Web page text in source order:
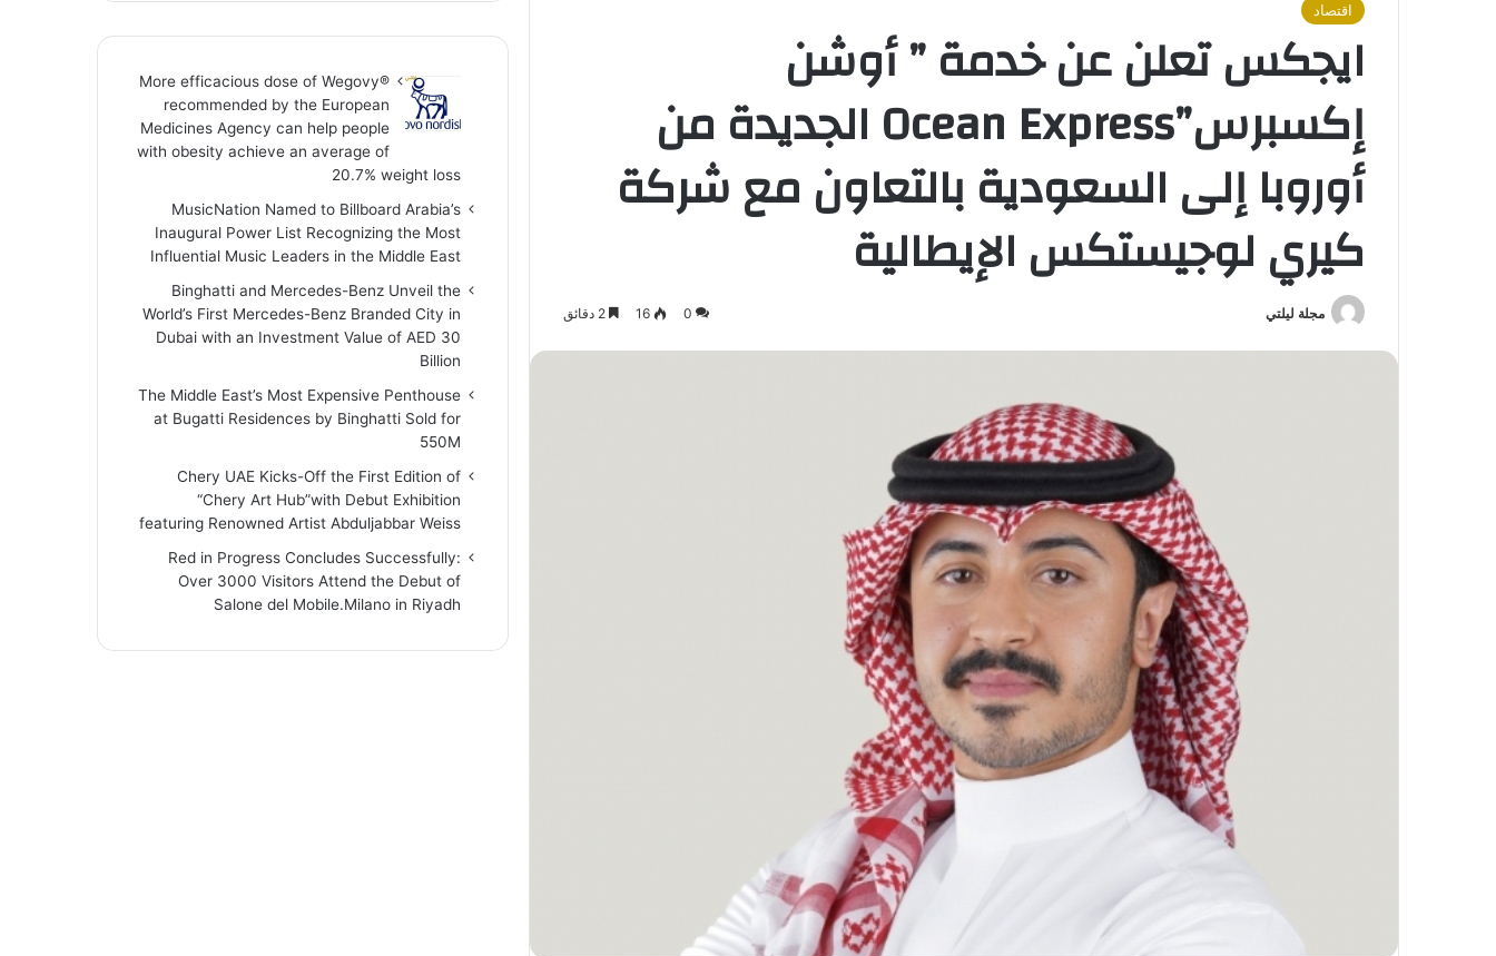
اقتصاد
ايجكس تعلن عن خدمة ” أوشن
إكسبرس”Ocean Express الجديدة من
أوروبا إلى السعودية بالتعاون مع شركة
كيري لوجيستكس الإيطالية
مجلة ليلتي 0
16
More efficacious dose of Wegovy®️
recommended by the European
Medicines Agency can help people
with obesity achieve an average of
20.7% weight loss
MusicNation Named to Billboard Arabia’s
Inaugural Power List Recognizing the Most
Influential Music Leaders in the Middle East
Binghatti and Mercedes-Benz Unveil the
World’s First Mercedes-Benz Branded City in
Dubai with an Investment Value of AED 30
Billion
The Middle East’s Most Expensive Penthouse
at Bugatti Residences by Binghatti Sold for
550M
Chery UAE Kicks-Off the First Edition of
“Chery Art Hub”with Debut Exhibition
featuring Renowned Artist Abduljabbar Weiss
Red in Progress Concludes Successfully:
Over 3000 Visitors Attend the Debut of
Salone del Mobile.Milano in Riyadh